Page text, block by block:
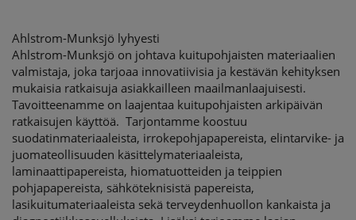
Ahlstrom-Munksjö lyhyesti
Ahlstrom-Munksjö on johtava kuitupohjaisten materiaalien
valmistaja, joka tarjoaa innovatiivisia ja kestävän kehityksen
mukaisia ratkaisuja asiakkailleen maailmanlaajuisesti.
Tavoitteenamme on laajentaa kuitupohjaisten arkipäivän
ratkaisujen käyttöä. Tarjontamme koostuu
suodatinmateriaaleista, irrokepohjapapereista, elintarvike- ja
juomateollisuuden käsittelymateriaaleista,
laminaattipapereista, hiomatuotteiden ja teippien
pohjapapereista, sähköteknisistä papereista,
lasikuitumateriaaleista sekä terveydenhuollon kankaista ja